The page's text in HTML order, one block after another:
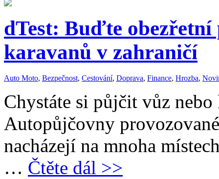
dTest: Buďte
karavanů v zahraničí
Auto Moto, Bezpečnost, Cestování, Doprava, Finance, Hrozba,
Chystáte si půjčit vůz
Autopůjčovny
nacházejí na mnoha
… Čtěte dál >>